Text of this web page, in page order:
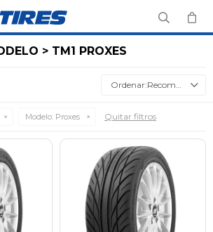
> TM1 PROXES
Recomendados
Modelo: Proxes Quitar filtros